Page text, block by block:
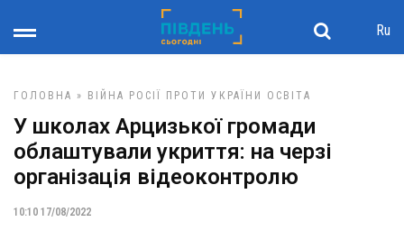
Ru
ГОЛОВНА » ВІЙНА РОСІЇ ПРОТИ УКРАЇНИ ОСВІТА
У школах Арцизької громади
облаштували укриття: на черзі
організація відеоконтролю
10:10 17/08/2022